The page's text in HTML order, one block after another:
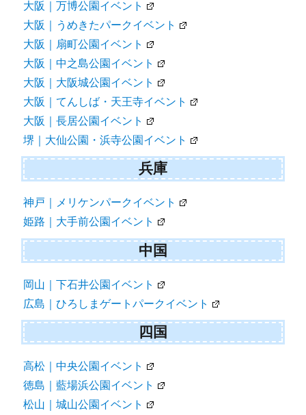
大阪｜万博公園イベント
大阪｜うめきたパークイベント
大阪｜扇町公園イベント
大阪｜中之島公園イベント
大阪｜大阪城公園イベント
大阪｜てんしば・天王寺イベント
大阪｜長居公園イベント
堺｜大仙公園・浜寺公園イベント
兵庫
神戸｜メリケンパークイベント
姫路｜大手前公園イベント
中国
岡山｜下石井公園イベント
広島｜ひろしまゲートパークイベント
四国
高松｜中央公園イベント
徳島｜藍場浜公園イベント
松山｜城山公園イベント